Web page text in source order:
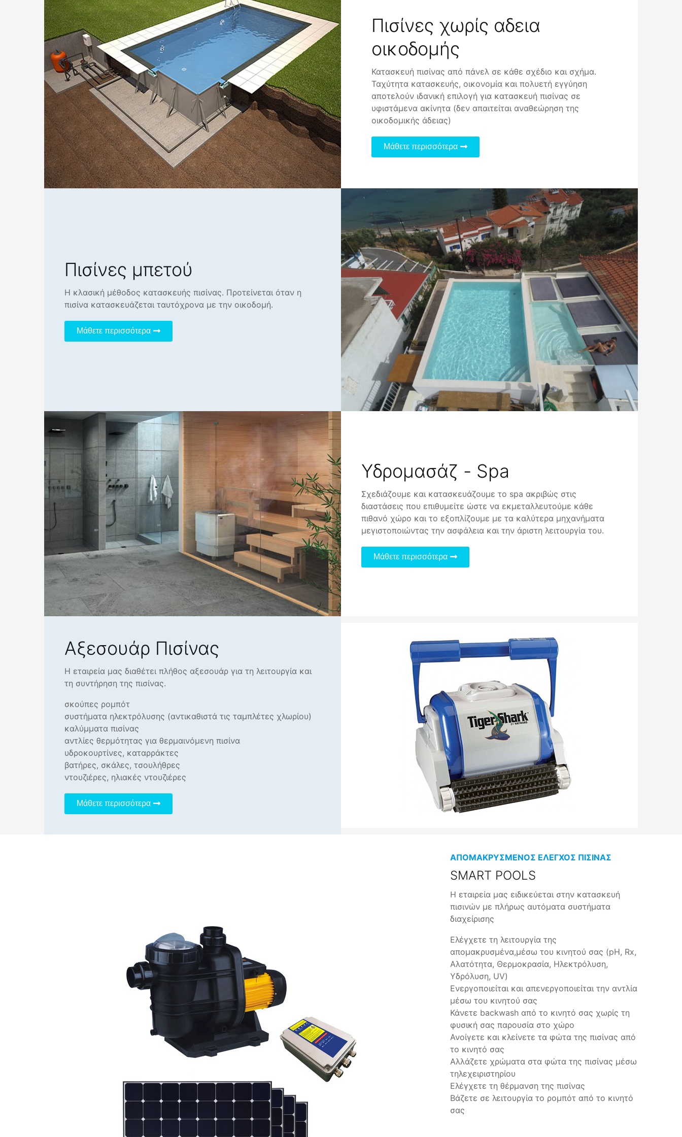
Πισίνες χωρίς αδεια
οικοδομής
Κατασκευή πισίνας από πάνελ σε κάθε σχέδιο και σχήμα.
Ταχύτητα κατασκευής, οικονομία και πολυετή εγγύηση
αποτελούν ιδανική επιλογή για κατασκευή πισίνας σε
υφιστάμενα ακίνητα (δεν απαιτείται αναθεώρηση της
οικοδομικής άδειας)
Μάθετε περισσότερα
Πισίνες μπετού
Η κλασική μέθοδος κατασκευής πισίνας. Προτείνεται όταν η
πισίνα κατασκευάζεται ταυτόχρονα με την οικοδομή.
Μάθετε περισσότερα
Υδρομασάζ - Spa
Σχεδιάζουμε και κατασκευάζουμε το spa ακριβώς στις
διαστάσεις που επιθυμείτε ώστε να εκμεταλλευτούμε κάθε
πιθανό χώρο και το εξοπλίζουμε με τα καλύτερα μηχανήματα
μεγιστοποιώντας την ασφάλεια και την άριστη λειτουργία του.
Μάθετε περισσότερα
Αξεσουάρ Πισίνας
Η εταιρεία μας διαθέτει πλήθος αξεσουάρ για τη λειτουργία και
τη συντήρηση της πισίνας.
σκούπες ρομπότ
συστήματα ηλεκτρόλυσης (αντικαθιστά τις ταμπλέτες χλωρίου)
καλύμματα πισίνας
αντλίες θερμότητας για θερμαινόμενη πισίνα
υδροκουρτίνες, καταρράκτες
βατήρες, σκάλες, τσουλήθρες
ντουζιέρες, ηλιακές ντουζιέρες
Μάθετε περισσότερα
ΑΠΟΜΑΚΡΥΣΜΕΝΟΣ ΕΛΕΓΧΟΣ ΠΙΣΙΝΑΣ
SMART POOLS
Η εταιρεία μας ειδικεύεται στην κατασκευή
πισινών με πλήρως αυτόματα συστήματα
διαχείρισης
Ελέγχετε τη λειτουργία της
απομακρυσμένα,μέσω του κινητού σας (pH, Rx,
Αλατότητα, Θερμοκρασία, Ηλεκτρόλυση,
Υδρόλυση, UV)
Ενεργοποιείται και απενεργοποιείται την αντλία
μέσω του κινητού σας
Κάνετε backwash από το κινητό σας χωρίς τη
φυσική σας παρουσία στο χώρο
Ανοίγετε και κλείνετε τα φώτα της πισίνας από
το κινητό σας
Αλλάζετε χρώματα στα φώτα της πισίνας μέσω
τηλεχειριστηρίου
Ελέγχετε τη θέρμανση της πισίνας
Βάζετε σε λειτουργία το ρομπότ από το κινητό
σας